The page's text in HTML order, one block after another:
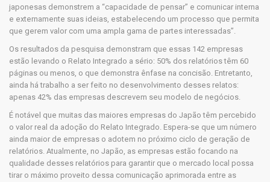
japonesas demonstrem a “capacidade de pensar” e comunicar interna
e externamente suas ideias, estabelecendo um processo que permita
que gerem valor com uma ampla gama de partes interessadas”.
Os resultados da pesquisa demonstram que essas 142 empresas
estão levando o Relato Integrado a sério: 50% dos relatórios têm 60
páginas ou menos, o que demonstra ênfase na concisão. Entretanto,
ainda há trabalho a ser feito no desenvolvimento desses relatos:
apenas 42% das empresas descrevem seu modelo de negócios.
É notável que muitas das maiores empresas do Japão têm percebido
o valor real da adoção do Relato Integrado. Espera-se que um número
ainda maior de empresas o adotem no próximo ciclo de geração de
relatórios. Atualmente, no Japão, as empresas estão focando na
qualidade desses relatórios para garantir que o mercado local possa
tirar o máximo proveito dessa comunicação aprimorada entre as